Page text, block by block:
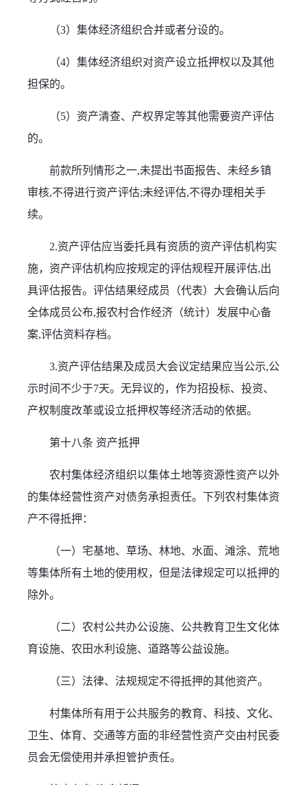
（3）集体经济组织合并或者分设的。
（4）集体经济组织对资产设立抵押权以及其他
担保的。
（5）资产清查、产权界定等其他需要资产评估
的。
前款所列情形之一,未提出书面报告、未经乡镇
审核,不得进行资产评估;未经评估,不得办理相关手
续。
2.资产评估应当委托具有资质的资产评估机构实
施，资产评估机构应按规定的评估规程开展评估,出
具评估报告。评估结果经成员（代表）大会确认后向
全体成员公布,报农村合作经济（统计）发展中心备
案,评估资料存档。
3.资产评估结果及成员大会议定结果应当公示,公
示时间不少于7天。无异议的，作为招投标、投资、
产权制度改革或设立抵押权等经济活动的依据。
第十八条 资产抵押
农村集体经济组织以集体土地等资源性资产以外
的集体经营性资产对债务承担责任。下列农村集体资
产不得抵押：
（一）宅基地、草场、林地、水面、滩涂、荒地
等集体所有土地的使用权，但是法律规定可以抵押的
除外。
（二）农村公共办公设施、公共教育卫生文化体
育设施、农田水利设施、道路等公益设施。
（三）法律、法规规定不得抵押的其他资产。
村集体所有用于公共服务的教育、科技、文化、
卫生、体育、交通等方面的非经营性资产交由村民委
员会无偿使用并承担管护责任。